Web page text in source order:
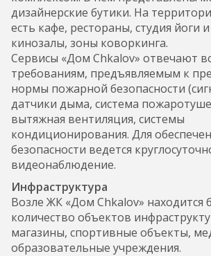
дизайнерские бутики. На
есть кафе, рестораны, студия йоги
кинозалы, зоны коворкинга.
Сервисы «Дом Chkalov» отвечают
требованиям, предъявляемым к
нормы пожарной безопасности
датчики дыма, система
вытяжная вентиляция, системы
кондиционирования. Для
безопасности ведется
видеонаблюдение.
Инфраструктура
Возле ЖК «Дом Chkalov» находится
количество объектов
магазины, спортивные объекты,
образовательные учреждения.